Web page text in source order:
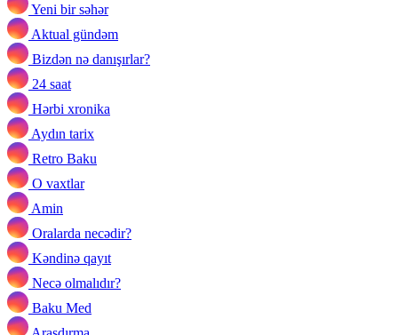
Yeni bir səhər
Aktual gündəm
Bizdən nə danışırlar?
24 saat
Hərbi xronika
Aydın tarix
Retro Baku
O vaxtlar
Amin
Oralarda necədir?
Kəndinə qayıt
Necə olmalıdır?
Baku Med